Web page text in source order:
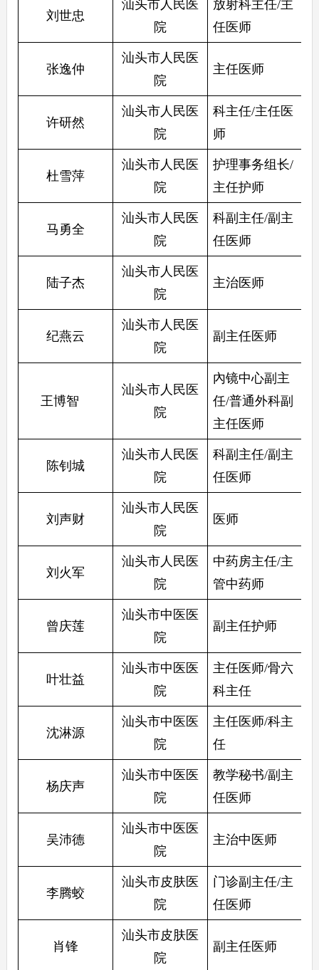
刘世忠
汕头市人民医
院
放射科主任/主
任医师
张逸仲
汕头市人民医
院
主任医师
许研然
汕头市人民医
院
科主任/主任医
师
杜雪萍
汕头市人民医
院
护理事务组长/
主任护师
马勇全
汕头市人民医
院
科副主任/副主
任医师
陆子杰
汕头市人民医
院
主治医师
纪燕云
汕头市人民医
院
副主任医师
王博智
汕头市人民医
院
內镜中心副主
任/普通外科副
主任医师
陈钊城
汕头市人民医
院
科副主任/副主
任医师
刘声财
汕头市人民医
院
医师
刘火军
汕头市人民医
院
中药房主任/主
管中药师
曾庆莲
汕头市中医医
院
副主任护师
叶壮益
汕头市中医医
院
主任医师/骨六
科主任
沈淋源
汕头市中医医
院
主任医师/科主
任
杨庆声
汕头市中医医
院
教学秘书/副主
任医师
吴沛德
汕头市中医医
院
主治中医师
李腾蛟
汕头市皮肤医
院
门诊副主任/主
任医师
肖锋
汕头市皮肤医
院
副主任医师